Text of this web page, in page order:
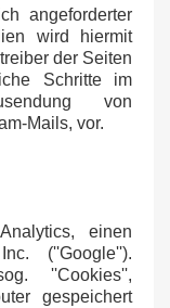
angeforderter
wird hiermit
der Seiten
Schritte im
von
Mails, vor.
einen
(''Google'').
''Cookies'',
gespeichert